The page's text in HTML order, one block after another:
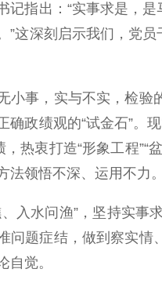
指出：“实事求是，是
”这深刻启示我们，党
事，实与不实，检验的
确政绩观的“试金石”。
，热衷打造“形象工程
法领悟不深、运用不力。
水问渔”，坚持实事求
问题症结，做到察实情
自觉。